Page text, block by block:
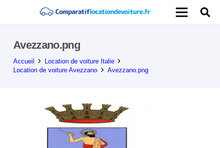
Avezzano.png
Accueil
Location de voiture Italie
Location de voiture Avezzano
Avezzano.png